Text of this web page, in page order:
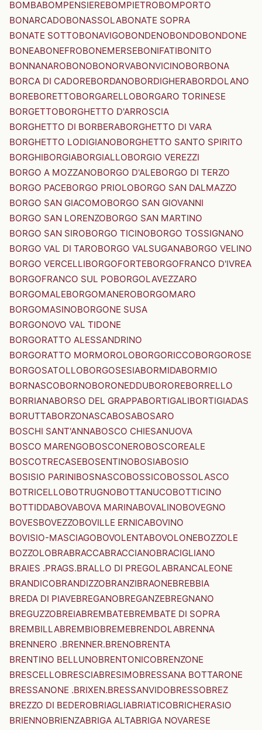
BOMBABOMPENSIEREBOMPIETROBOMPORTO
BONARCADOBONASSOLABONATE SOPRA
BONATE SOTTOBONAVIGOBONDENOBONDOBONDONE
BONEABONEFROBONEMERSEBONIFATIBONITO
BONNANAROBONOBONORVABONVICINOBORBONA
BORCA DI CADOREBORDANOBORDIGHERABORDOLANO
BOREBORETTOBORGARELLOBORGARO TORINESE
BORGETTOBORGHETTO D'ARROSCIA
BORGHETTO DI BORBERABORGHETTO DI VARA
BORGHETTO LODIGIANOBORGHETTO SANTO SPIRITO
BORGHIBORGIABORGIALLOBORGIO VEREZZI
BORGO A MOZZANOBORGO D'ALEBORGO DI TERZO
BORGO PACEBORGO PRIOLOBORGO SAN DALMAZZO
BORGO SAN GIACOMOBORGO SAN GIOVANNI
BORGO SAN LORENZOBORGO SAN MARTINO
BORGO SAN SIROBORGO TICINOBORGO TOSSIGNANO
BORGO VAL DI TAROBORGO VALSUGANABORGO VELINO
BORGO VERCELLIBORGOFORTEBORGOFRANCO D'IVREA
BORGOFRANCO SUL POBORGOLAVEZZARO
BORGOMALEBORGOMANEROBORGOMARO
BORGOMASINOBORGONE SUSA
BORGONOVO VAL TIDONE
BORGORATTO ALESSANDRINO
BORGORATTO MORMOROLOBORGORICCOBORGOROSE
BORGOSATOLLOBORGOSESIABORMIDABORMIO
BORNASCOBORNOBORONEDDUBOROREBORRELLO
BORRIANABORSO DEL GRAPPABORTIGALIBORTIGIADAS
BORUTTABORZONASCABOSABOSARO
BOSCHI SANT'ANNABOSCO CHIESANUOVA
BOSCO MARENGOBOSCONEROBOSCOREALE
BOSCOTRECASEBOSENTINOBOSIABOSIO
BOSISIO PARINIBOSNASCOBOSSICOBOSSOLASCO
BOTRICELLOBOTRUGNOBOTTANUCOBOTTICINO
BOTTIDDABOVABOVA MARINABOVALINOBOVEGNO
BOVESBOVEZZOBOVILLE ERNICABOVINO
BOVISIO-MASCIAGOBOVOLENTABOVOLONEBOZZOLE
BOZZOLOBRABRACCABRACCIANOBRACIGLIANO
BRAIES .PRAGS.BRALLO DI PREGOLABRANCALEONE
BRANDICOBRANDIZZOBRANZIBRAONEBREBBIA
BREDA DI PIAVEBREGANOBREGANZEBREGNANO
BREGUZZOBREIABREMBATEBREMBATE DI SOPRA
BREMBILLABREMBIOBREMEBRENDOLABRENNA
BRENNERO .BRENNER.BRENOBRENTA
BRENTINO BELLUNOBRENTONICOBRENZONE
BRESCELLOBRESCIABRESIMOBRESSANA BOTTARONE
BRESSANONE .BRIXEN.BRESSANVIDOBRESSOBREZ
BREZZO DI BEDEROBRIAGLIABRIATICOBRICHERASIO
BRIENNOBRIENZABRIGA ALTABRIGA NOVARESE